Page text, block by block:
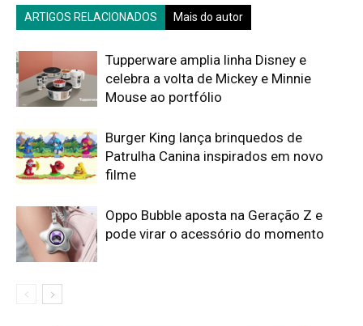
ARTIGOS RELACIONADOS Mais do autor
Tupperware amplia linha Disney e
celebra a volta de Mickey e Minnie
Mouse ao portfólio
Burger King lança brinquedos de
Patrulha Canina inspirados em novo
filme
Oppo Bubble aposta na Geração Z e
pode virar o acessório do momento